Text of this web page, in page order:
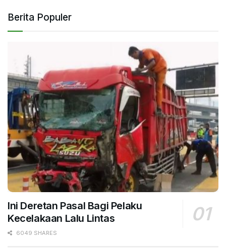
Berita Populer
Ini Deretan Pasal Bagi Pelaku
Kecelakaan Lalu Lintas
6049 SHARES